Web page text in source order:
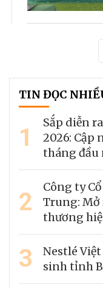
TIN ĐỌC
1
Sắp diễn
2026: Cập
tháng đầu
2
Công ty
Trung:
thương
3
Nestlé
sinh tỉnh